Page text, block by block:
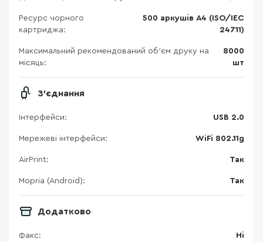
Ресурс чорного
картриджа:
500 аркушів A4 (ISO/IEC
24711)
Максимальний рекомендований об’єм друку на
місяць:
8000
шт
З'єднання
Інтерфейси: USB 2.0
Мережеві інтерфейси: WiFi 802.11g
AirPrint: Так
Mopria (Android): Так
Додатково
Факс: Ні